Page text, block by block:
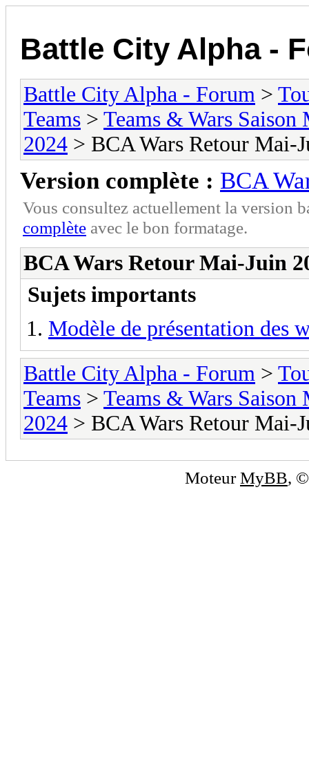
Battle City Alpha -
Battle City Alpha - Forum >
Teams > Teams & Wars Saison
2024 > BCA Wars Retour Mai-
Version complète : BCA
Vous consultez actuellement la version
complète avec le bon formatage.
BCA Wars Retour Mai-Juin
Sujets importants
Modèle de présentation des
Battle City Alpha - Forum >
Teams > Teams & Wars Saison
2024 > BCA Wars Retour Mai-
MoteurMyBB,